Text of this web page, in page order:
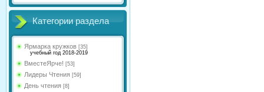
Категории раздела
Ярмарка кружков [35]
учебный год 2018-2019
ВместеЯрче! [53]
Лидеры Чтения [59]
День чтения [8]